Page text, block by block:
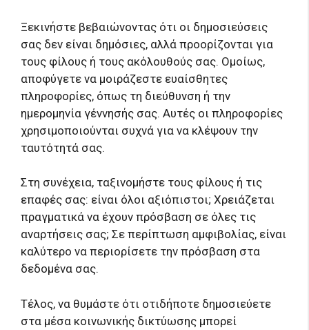
Ξεκινήστε βεβαιώνοντας ότι οι δημοσιεύσεις
σας δεν είναι δημόσιες, αλλά προορίζονται για
τους φίλους ή τους ακόλουθούς σας. Ομοίως,
αποφύγετε να μοιράζεστε ευαίσθητες
πληροφορίες, όπως τη διεύθυνση ή την
ημερομηνία γέννησής σας. Αυτές οι πληροφορίες
χρησιμοποιούνται συχνά για να κλέψουν την
ταυτότητά σας.
Στη συνέχεια, ταξινομήστε τους φίλους ή τις
επαφές σας: είναι όλοι αξιόπιστοι; Χρειάζεται
πραγματικά να έχουν πρόσβαση σε όλες τις
αναρτήσεις σας; Σε περίπτωση αμφιβολίας, είναι
καλύτερο να περιορίσετε την πρόσβαση στα
δεδομένα σας.
Τέλος, να θυμάστε ότι οτιδήποτε δημοσιεύετε
στα μέσα κοινωνικής δικτύωσης μπορεί